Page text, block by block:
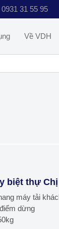
0931 31 55 95
Về VDH
biệt thự
máy tải
dừng